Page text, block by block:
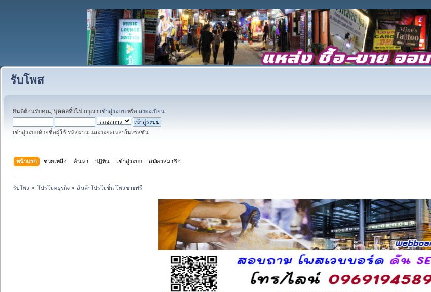
รับโพส
ยินดีต้อนรับคุณ, บุคคลทั่วไป กรุณา เข้าสู่ระบบ หรือ ลงทะเบียน
เข้าสู่ระบบด้วยชื่อผู้ใช้ รหัสผ่าน และระยะเวลาในเซสชั่น
หน้าแรก ช่วยเหลือ ค้นหา ปฏิทิน เข้าสู่ระบบ สมัครสมาชิก
รับโพส » โปรโมทธุรกิจ» สินค้าโปรโมชั่น โพสขายฟรี